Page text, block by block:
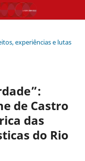
experiências e lutas
de Castro
das
do Rio